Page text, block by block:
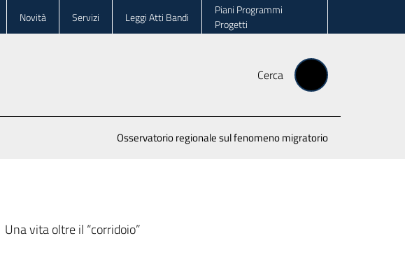
Novità Servizi Leggi Atti Bandi
Piani Programmi
Progetti
Cerca
Osservatorio regionale sul fenomeno migratorio
Una vita oltre il “corridoio”